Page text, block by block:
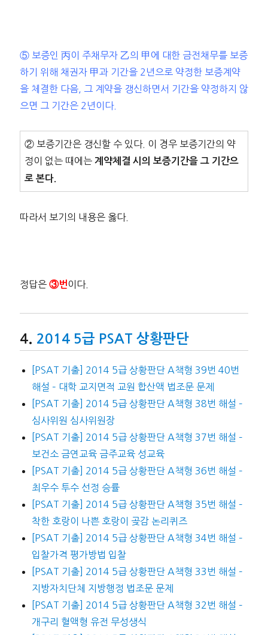
⑤ 보증인 丙이 주채무자 乙의 甲에 대한 금전채무를 보증
하기 위해 채권자 甲과 기간을 2년으로 약정한 보증계약
을 체결한 다음, 그 계약을 갱신하면서 기간을 약정하지 않
으면 그 기간은 2년이다.
② 보증기간은 갱신할 수 있다. 이 경우 보증기간의 약
정이 없는 때에는 계약체결 시의 보증기간을 그 기간으
로 본다.
따라서 보기의 내용은 옳다.
정답은③번 이다.
2014 5급 PSAT 상황판단
[PSAT 기출] 2014 5급 상황판단 A책형 39번 40번
해설 – 대학 교지면적 교원 합산액 법조문 문제
[PSAT 기출] 2014 5급 상황판단 A책형 38번 해설 –
심사위원 심사위원장
[PSAT 기출] 2014 5급 상황판단 A책형 37번 해설 –
보건소 금연교육 금주교육 성교육
[PSAT 기출] 2014 5급 상황판단 A책형 36번 해설 –
최우수 투수 선정 승률
[PSAT 기출] 2014 5급 상황판단 A책형 35번 해설 –
착한 호랑이 나쁜 호랑이 곶감 논리퀴즈
[PSAT 기출] 2014 5급 상황판단 A책형 34번 해설 –
입찰가격 평가방법 입찰
[PSAT 기출] 2014 5급 상황판단 A책형 33번 해설 –
지방자치단체 지방행정 법조문 문제
[PSAT 기출] 2014 5급 상황판단 A책형 32번 해설 –
개구리 혈액형 유전 무성생식